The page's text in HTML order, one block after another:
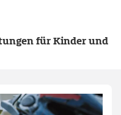
für Kinder und